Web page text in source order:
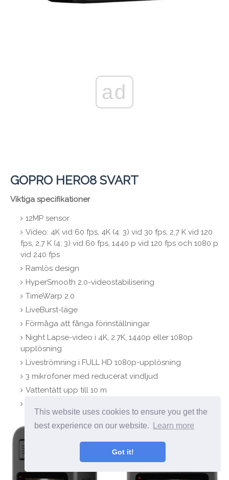
This website uses cookies to ensure you get the
best experience on our website.
Learn more
Got it!
ad
GOPRO HERO8 SVART
Viktiga specifikationer
12MP sensor
Video: 4K vid 60 fps, 4K (4: 3) vid 30 fps, 2,7 K vid 120
fps, 2,7 K (4: 3) vid 60 fps, 1440 p vid 120 fps och 1080 p
vid 240 fps
Ramlös design
HyperSmooth 2.0-videostabilisering
TimeWarp 2.0
LiveBurst-läge
Förmåga att fånga förinställningar
Night Lapse-video i 4K, 2.7K, 1440p eller 1080p
upplösning
Liveströmning i FULL HD 1080p-upplösning
3 mikrofoner med reducerat vindljud
Vattentätt upp till 10 m